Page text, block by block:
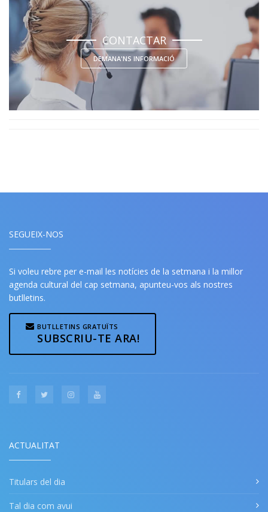
CONTACTAR
DEMANA'NS INFORMACIÓ
SEGUEIX-NOS
Si voleu rebre per e-mail les notícies de la setmana i la millor
agenda cultural del cap setmana, apunteu-vos als nostres
butlletins.
BUTLLETINS GRATUÏTS
SUBSCRIU-TE ARA!
ACTUALITAT
Titulars del dia
Tal dia com avui